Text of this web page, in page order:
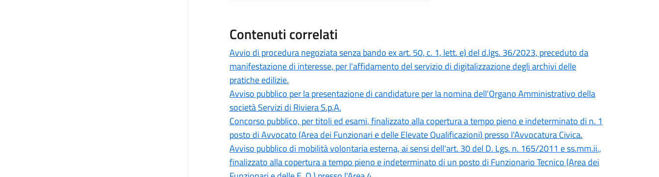
Contenuti correlati
Avvio di procedura negoziata senza bando ex art. 50, c. 1, lett. e) del d.lgs. 36/2023, preceduto da
manifestazione di interesse, per l'affidamento del servizio di digitalizzazione degli archivi delle
pratiche edilizie.
Avviso pubblico per la presentazione di candidature per la nomina dell'Organo Amministrativo della
società Servizi di Riviera S.p.A.
Concorso pubblico, per titoli ed esami, finalizzato alla copertura a tempo pieno e indeterminato di n. 1
posto di Avvocato (Area dei Funzionari e delle Elevate Qualificazioni) presso l'Avvocatura Civica.
Avviso pubblico di mobilità volontaria esterna, ai sensi dell'art. 30 del D. Lgs. n. 165/2011 e ss.mm.ii.,
finalizzato alla copertura a tempo pieno e indeterminato di un posto di Funzionario Tecnico (Area dei